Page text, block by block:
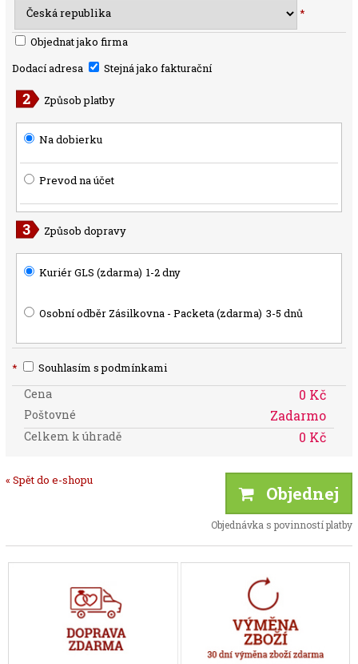
*
Objednat jako firma
Dodací adresa
Stejná jako fakturační
Způsob platby
Na dobierku
Prevod na účet
Způsob dopravy
Kuriér GLS (zdarma) 1-2 dny
Osobní odběr Zásilkovna - Packeta (zdarma) 3-5 dnů
* Souhlasím s podmínkami
Cena 0 Kč
Poštovné Zadarmo
Celkem k úhradě 0 Kč
« Spět do e-shopu
Objednej
Objednávka s povinností platby